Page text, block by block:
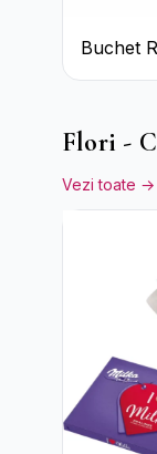
Buchet
Tradafiri
Flori -
Vezi toate →